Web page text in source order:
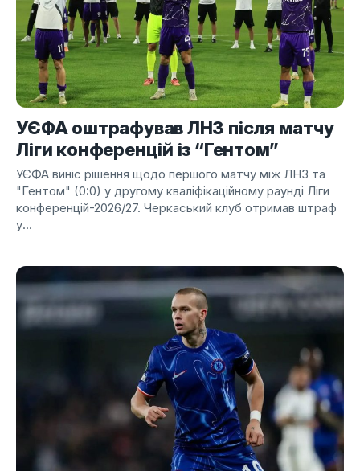
УЄФА оштрафував ЛНЗ після матчу
Ліги конференцій із “Гентом”
УЄФА виніс рішення щодо першого матчу між ЛНЗ та
"Гентом" (0:0) у другому кваліфікаційному раунді Ліги
конференцій-2026/27. Черкаський клуб отримав штраф
у...